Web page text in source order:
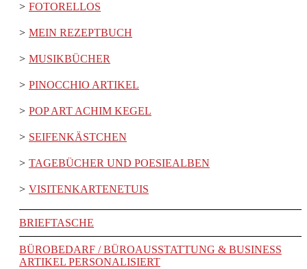
FOTORELLOS
MEIN REZEPTBUCH
MUSIKBÜCHER
PINOCCHIO ARTIKEL
POP ART ACHIM KEGEL
SEIFENKÄSTCHEN
TAGEBÜCHER UND POESIEALBEN
VISITENKARTENETUIS
BRIEFTASCHE
BÜROBEDARF / BÜROAUSSTATTUNG & BUSINESS
ARTIKEL PERSONALISIERT